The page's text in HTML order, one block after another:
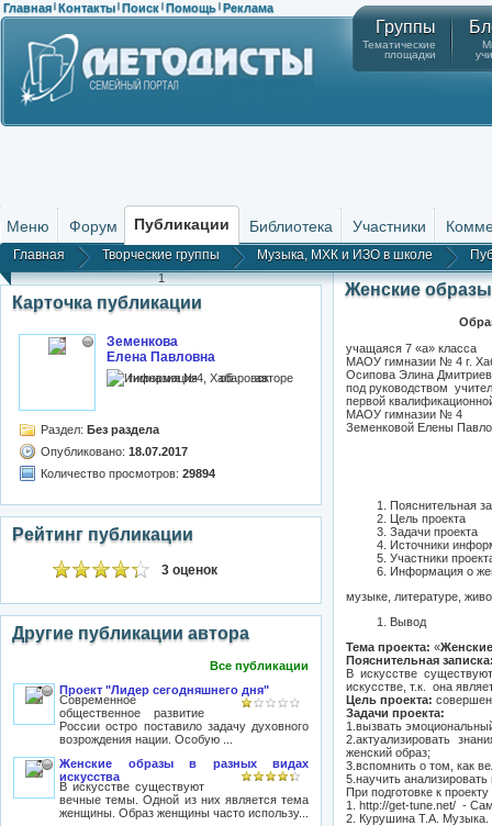
Главная | Контакты | Поиск | Помощь | Реклама
Группы
Тематические
площадки
Меню Форум Публикации Библиотека Участники
Главная Творческие группы Музыка, МХК и ИЗО в школе
1
Карточка публикации
Земенкова
Елена Павловна
гимназия №4, Хабаровск
Раздел: Без раздела
Опубликовано: 18.07.2017
Количество просмотров: 29894
Рейтинг публикации
3 оценок
Другие публикации автора
Все публикации
Проект "Лидер сегодняшнего дня"
Современное
общественное развитие
России остро поставило задачу духовного
возрождения нации. Особую ...
Женские образы в разных видах
искусства
В искусстве существуют
вечные темы. Одной из них является тема
женщины. Образ женщины часто использу...
Женские
учащаяся 7 «а» класса
МАОУ гимназии № 4 г.
Осипова Элина
под руководством
первой
МАОУ гимназии № 4
Земенковой Елены
Пояснительная
Цель проекта
Задачи проекта
Источники
Участники
Информация о
музыке, литературе,
Вывод
Тема проекта: «
Пояснительная
В искусстве
искусстве, т.к. она
Цель проекта:
Задачи проекта:
1.вызвать
2.актуализировать
женский образ;
3.вспомнить о том, как
5.научить
При подготовке к
1. http://get-tune.net/ -
2. Курушина Т.А. Музыка.